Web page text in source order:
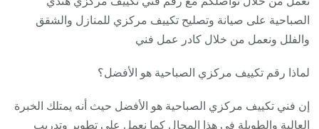
الصباحية على صيانة وتصليح تكييف مركزي للمنازل والشقق
والفلل ونعمل من خلال كادر عمل فني
لماذا رقم تكييف مركزي الصباحية هو الأفضل؟
إن فني تكييف مركزي الصباحية هو الأفضل حيث أنه يمتلك الخبرة
العالية والطويلة في هذا المجال كما نعمل على تطوير وتدريب